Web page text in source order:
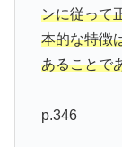
ンに従って
本的な特徴
あることで
p.346